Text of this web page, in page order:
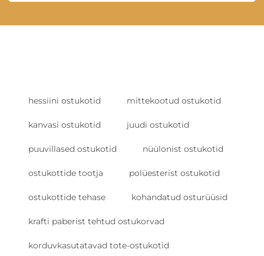
hessiini ostukotid mittekootud ostukotid
kanvasi ostukotid juudi ostukotid
puuvillased ostukotid nüülonist ostukotid
ostukottide tootja polüesterist ostukotid
ostukottide tehase kohandatud osturüüsid
krafti paberist tehtud ostukorvad
korduvkasutatavad tote-ostukotid